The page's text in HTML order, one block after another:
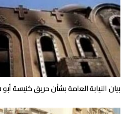
بيان النيابة العامة بشأن حريق كنيسة